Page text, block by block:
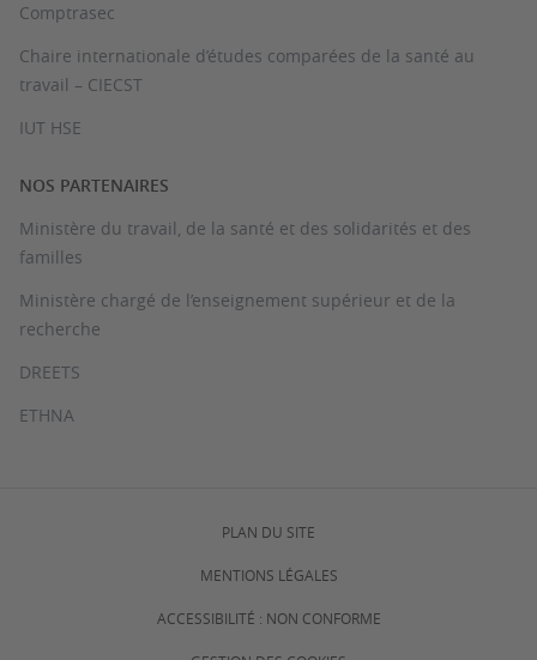
Comptrasec
Chaire internationale d’études comparées de la santé au
travail – CIECST
IUT HSE
NOS PARTENAIRES
Ministère du travail, de la santé et des solidarités et des
familles
Ministère chargé de l’enseignement supérieur et de la
recherche
DREETS
ETHNA
PLAN DU SITE
MENTIONS LÉGALES
ACCESSIBILITÉ : NON CONFORME